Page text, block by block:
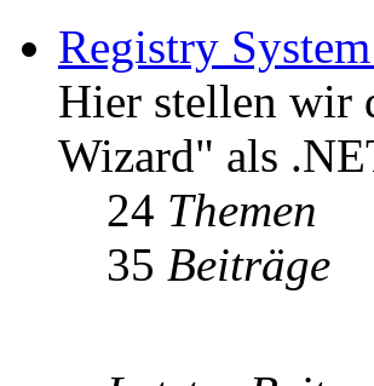
Registry
Hier stellen wir
Wizard" als
24 Themen
35 Beiträge